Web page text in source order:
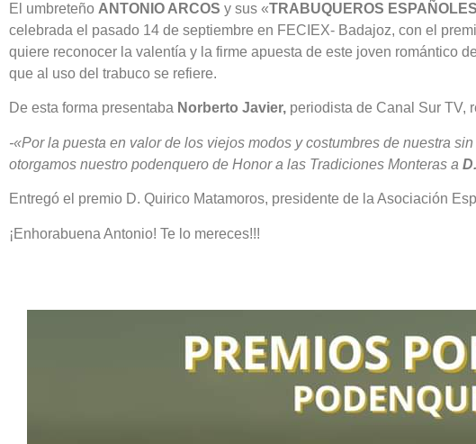
El umbreteño ANTONIO ARCOS y sus «TRABUQUEROS
celebrada el pasado 14 de septiembre en FECIEX- Badajoz, con el
quiere reconocer la valentía y la firme apuesta de este joven romántico
que al uso del trabuco se refiere.
De esta forma presentaba Norberto Javier, periodista de Canal Sur TV,
-«Por la puesta en valor de los viejos modos y costumbres de nuestra
otorgamos nuestro podenquero de Honor a las Tradiciones Monteras a D.
Entregó el premio D. Quirico Matamoros, presidente de la Asociación
¡Enhorabuena Antonio! Te lo mereces!!!